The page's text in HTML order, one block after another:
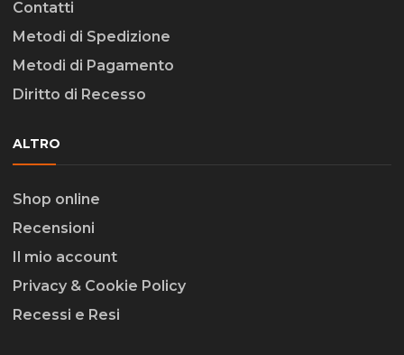
Contatti
Metodi di Spedizione
Metodi di Pagamento
Diritto di Recesso
ALTRO
Shop online
Recensioni
Il mio account
Privacy & Cookie Policy
Recessi e Resi